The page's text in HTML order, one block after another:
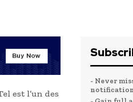
est l’un des
- Never